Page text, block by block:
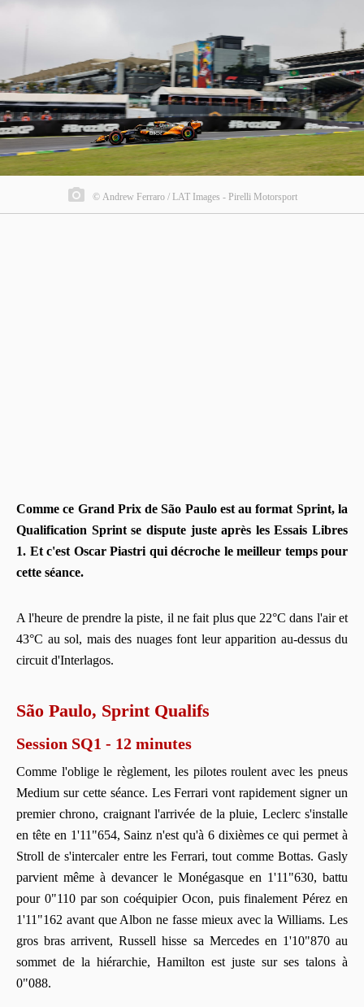
© Andrew Ferraro / LAT Images - Pirelli Motorsport
Comme ce Grand Prix de São Paulo est au format Sprint, la
Qualification Sprint se dispute juste après les Essais Libres
1. Et c'est Oscar Piastri qui décroche le meilleur temps pour
cette séance.
A l'heure de prendre la piste, il ne fait plus que 22°C dans l'air et
43°C au sol, mais des nuages font leur apparition au-dessus du
circuit d'Interlagos.
São Paulo, Sprint Qualifs
Session SQ1 - 12 minutes
Comme l'oblige le règlement, les pilotes roulent avec les pneus
Medium sur cette séance. Les Ferrari vont rapidement signer un
premier chrono, craignant l'arrivée de la pluie, Leclerc s'installe
en tête en 1'11"654, Sainz n'est qu'à 6 dixièmes ce qui permet à
Stroll de s'intercaler entre les Ferrari, tout comme Bottas. Gasly
parvient même à devancer le Monégasque en 1'11"630, battu
pour 0"110 par son coéquipier Ocon, puis finalement Pérez en
1'11"162 avant que Albon ne fasse mieux avec la Williams. Les
gros bras arrivent, Russell hisse sa Mercedes en 1'10"870 au
sommet de la hiérarchie, Hamilton est juste sur ses talons à
0"088.